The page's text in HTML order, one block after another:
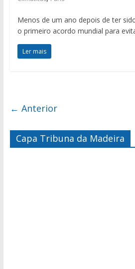
Menos de um ano depois de ter
o primeiro acordo mundial para
Ler mais
← Anterior
Capa Tribuna da Madeira